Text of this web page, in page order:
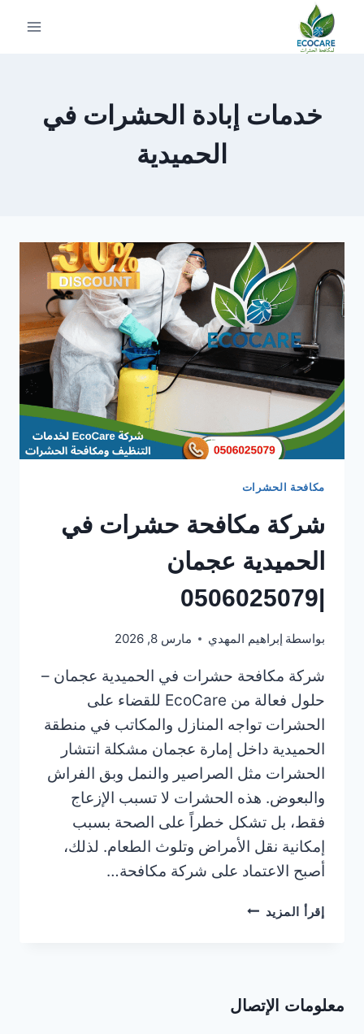
التجاوز
خدمات إبادة الحشرات في
الحميدية
مكافحة الحشرات
شركة مكافحة حشرات في
الحميدية عجمان
بواسطة إبراهيم المهدي مارس 8, 2026
شركة مكافحة حشرات في الحميدية عجمان –
حلول فعالة من EcoCare للقضاء على
الحشرات تواجه المنازل والمكاتب في منطقة
الحميدية داخل إمارة عجمان مشكلة انتشار
الحشرات مثل الصراصير والنمل وبق الفراش
والبعوض. هذه الحشرات لا تسبب الإزعاج
فقط، بل تشكل خطراً على الصحة بسبب
إمكانية نقل الأمراض وتلوث الطعام. لذلك،
أصبح الاعتماد على شركة مكافحة…
إقرأ المزيد شركة
عجمان
معلومات الإتصال